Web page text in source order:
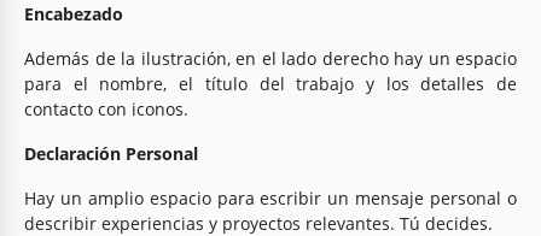
Encabezado
Además de la ilustración, en el lado derecho hay un espacio
para el nombre, el título del trabajo y los detalles de
contacto con iconos.
Declaración Personal
Hay un amplio espacio para escribir un mensaje personal o
describir experiencias y proyectos relevantes. Tú decides.